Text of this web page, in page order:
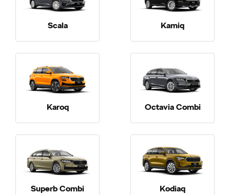
Scala Kamiq
Karoq Octavia Combi
Superb Combi Kodiaq